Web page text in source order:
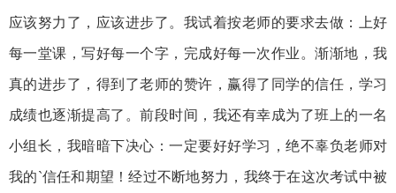
应该努力了，应该进步了。我试着按老师的要求去做：上好
每一堂课，写好每一个字，完成好每一次作业。渐渐地，我
真的进步了，得到了老师的赞许，赢得了同学的信任，学习
成绩也逐渐提高了。前段时间，我还有幸成为了班上的一名
小组长，我暗暗下决心：一定要好好学习，绝不辜负老师对
我的`信任和期望！经过不断地努力，我终于在这次考试中被